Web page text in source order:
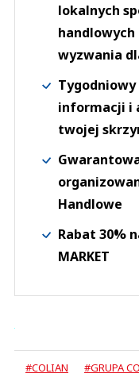
lokalnych
wyzwania
informacji i
twojej
Handlowe
Rabat 30%
MARKET
#COLIAN #GRUPA